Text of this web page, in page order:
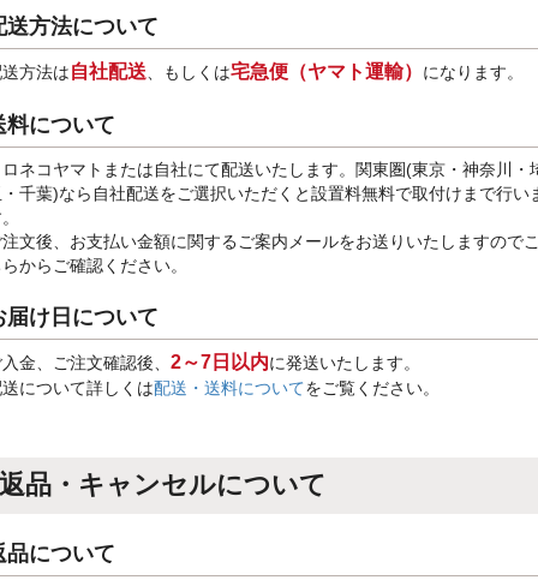
送方法について
方法は自社配送、もしくは宅急便（ヤマト運輸） になります。
料について
ネコヤマトまたは自社にて配送いたします。関東圏(東京・神奈川・
千葉)なら自社配送をご選択いただくと設置料無料で取付けまで行い
文後、お支払い金額に関するご案内メールをお送りいたしますので
からご確認ください。
届け日について
金、ご注文確認後、 2～7日以内に発送いたします。
について詳しくは配送・送料についてをご覧ください。
返品・キャンセルについて
品について